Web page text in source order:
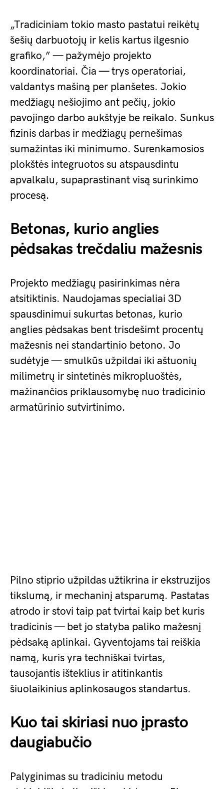
„Tradiciniam tokio masto pastatui reikėtų
šešių darbuotojų ir kelis kartus ilgesnio
grafiko,” — pažymėjo projekto
koordinatoriai. Čia — trys operatoriai,
valdantys mašiną per planšetes. Jokio
medžiagų nešiojimo ant pečių, jokio
pavojingo darbo aukštyje be reikalo. Sunkus
fizinis darbas ir medžiagų pernešimas
sumažintas iki minimumo. Surenkamosios
plokštės integruotos su atspausdintu
apvalkalu, supaprastinant visą surinkimo
procesą.
Betonas, kurio anglies
pėdsakas trečdaliu mažesnis
Projekto medžiagų pasirinkimas nėra
atsitiktinis. Naudojamas specialiai 3D
spausdinimui sukurtas betonas, kurio
anglies pėdsakas bent trisdešimt procentų
mažesnis nei standartinio betono. Jo
sudėtyje — smulkūs užpildai iki aštuonių
milimetrų ir sintetinės mikropluoštės,
mažinančios priklausomybę nuo tradicinio
armatūrinio sutvirtinimo.
Pilno stiprio užpildas užtikrina ir ekstruzijos
tikslumą, ir mechaninį atsparumą. Pastatas
atrodo ir stovi taip pat tvirtai kaip bet kuris
tradicinis — bet jo statyba paliko mažesnį
pėdsaką aplinkai. Gyventojams tai reiškia
namą, kuris yra techniškai tvirtas,
tausojantis išteklius ir atitinkantis
šiuolaikinius aplinkosaugos standartus.
Kuo tai skiriasi nuo įprasto
daugiabučio
Palyginimas su tradiciniu metodu